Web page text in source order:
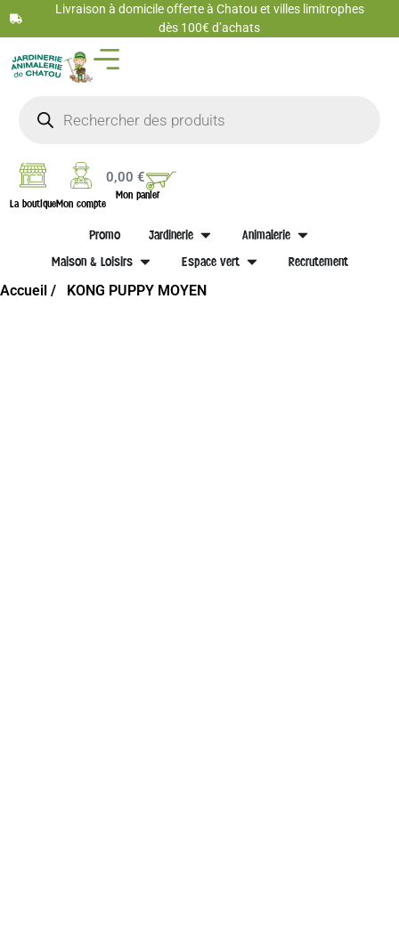
Livraison à domicile offerte à Chatou et villes limitrophes
dès 100€ d’achats
La boutiqueMon compte
0,00€
Mon panier
Promo Jardinerie
Animalerie
Maison & Loisirs
Espace vert Recrutement
Accueil / KONG PUPPY MOYEN